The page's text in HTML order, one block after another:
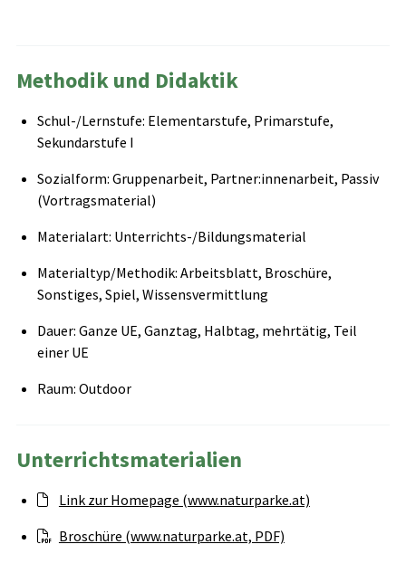
Methodik und Didaktik
Schul-/Lernstufe: Elementarstufe, Primarstufe,
Sekundarstufe I
Sozialform: Gruppenarbeit, Partner:innenarbeit, Passiv
(Vortragsmaterial)
Materialart: Unterrichts-/Bildungsmaterial
Materialtyp/Methodik: Arbeitsblatt, Broschüre,
Sonstiges, Spiel, Wissensvermittlung
Dauer: Ganze UE, Ganztag, Halbtag, mehrtätig, Teil
einer UE
Raum: Outdoor
Unterrichtsmaterialien
Link zur Homepage (www.naturparke.at)
Broschüre (www.naturparke.at, PDF)